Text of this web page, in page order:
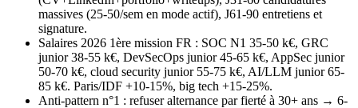
massives (25-50/sem en mode actif), J61-90 entretiens et
signature.
Salaires 2026 1ère mission FR : SOC N1 35-50 k€, GRC
junior 38-55 k€, DevSecOps junior 45-65 k€, AppSec junior
50-70 k€, cloud security junior 55-75 k€, AI/LLM junior 65-
85 k€. Paris/IDF +10-15%, big tech +15-25%.
Anti-pattern n°1 : refuser alternance par fierté à 30+ ans → 6-